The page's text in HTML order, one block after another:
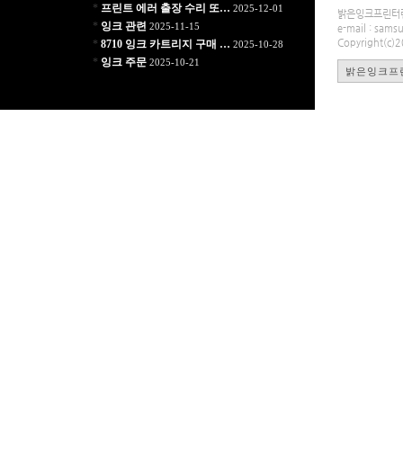
* 프린트 에러 출장 수리 또… 2025-12-01
* 잉크 관련 2025-11-15
* 8710 잉크 카트리지 구매 … 2025-10-28
* 잉크 주문2025-10-21
밝은잉크프
e-mail :
밝은잉크프